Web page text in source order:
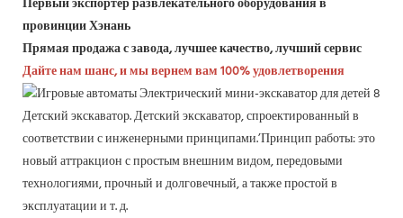
провинции Хэнань
Прямая продажа с завода, лучшее качество, лучший сервис
Дайте нам шанс, и мы вернем вам 100% удовлетворения
Детский экскаватор. Детский экскаватор, спроектированный в
соответствии с инженерными принципами.’Принцип работы: это
новый аттракцион с простым внешним видом, передовыми
технологиями, прочный и долговечный, а также простой в
эксплуатации и т. д.